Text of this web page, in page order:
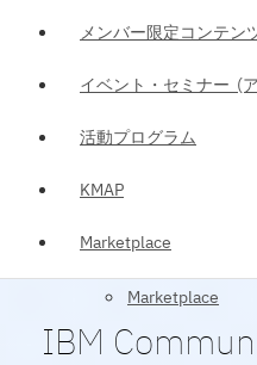
メンバー限定コンテン
イベント・セミナー (
活動プログラム
KMAP
Marketplace
Marketplace
IBM